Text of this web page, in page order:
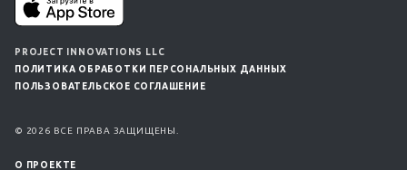
PROJECT INNOVATIONS LLC
ПОЛИТИКА ОБРАБОТКИ ПЕРСОНАЛЬНЫХ ДАННЫХ
ПОЛЬЗОВАТЕЛЬСКОЕ СОГЛАШЕНИЕ
© 2026 ВСЕ ПРАВА ЗАЩИЩЕНЫ.
О ПРОЕКТЕ